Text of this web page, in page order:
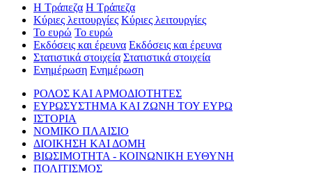
Η Τράπεζα Η Τράπεζα
Κύριες λειτουργίες Κύριες λειτουργίες
Το ευρώ Το ευρώ
Εκδόσεις και έρευνα Εκδόσεις και έρευνα
Στατιστικά στοιχεία Στατιστικά στοιχεία
Ενημέρωση Ενημέρωση
ΡΟΛΟΣ ΚΑΙ ΑΡΜΟΔΙΟΤΗΤΕΣ
ΕΥΡΩΣΥΣΤΗΜΑ ΚΑΙ ΖΩΝΗ ΤΟΥ ΕΥΡΩ
ΙΣΤΟΡΙΑ
ΝΟΜΙΚΟ ΠΛΑΙΣΙΟ
ΔΙΟΙΚΗΣΗ ΚΑΙ ΔΟΜΗ
ΒΙΩΣΙΜΟΤΗΤΑ - ΚΟΙΝΩΝΙΚΗ ΕΥΘΥΝΗ
ΠΟΛΙΤΙΣΜΟΣ